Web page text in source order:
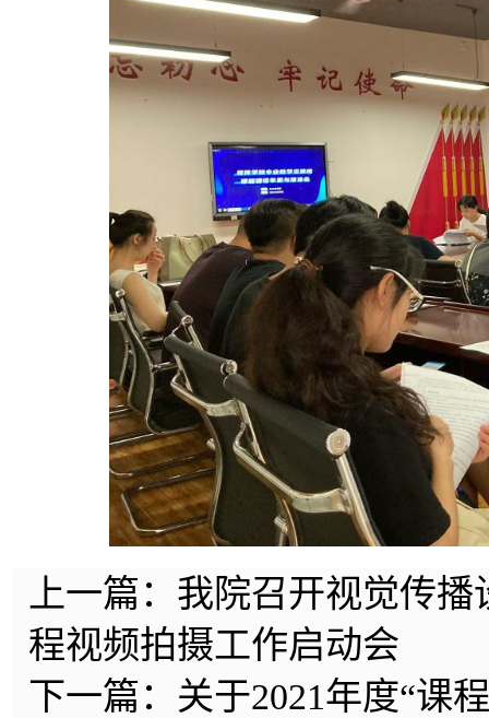
上一篇： 我院召开视觉传播
程视频拍摄工作启动会
下一篇： 关于2021年度“课